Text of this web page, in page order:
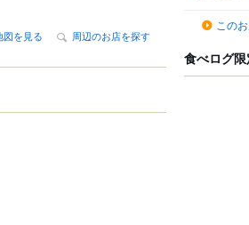
図を見る 周辺のお店を探す
この
食べログ